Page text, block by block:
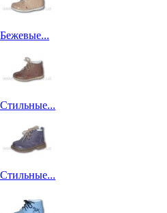
Бежевые...
Стильные...
Стильные...